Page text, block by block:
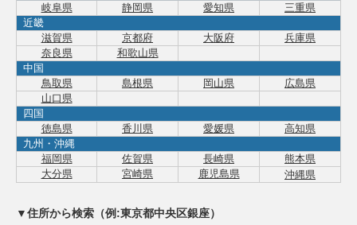
岐阜県
静岡県 愛知県
三重県
近畿
滋賀県
京都府 大阪府
兵庫県
奈良県
和歌山県
中国
鳥取県
島根県 岡山県
広島県
山口県
四国
徳島県
香川県 愛媛県
高知県
九州・沖縄
福岡県
佐賀県 長崎県
熊本県
大分県
宮崎県 鹿児島県 沖縄県
▼住所から検索（例:東京都中央区銀座）